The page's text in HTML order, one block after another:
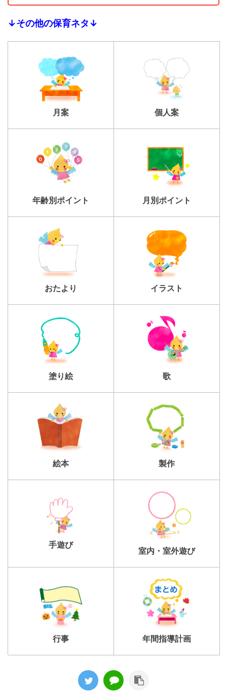
↓その他の保育ネタ↓
月案 個人案
年齢別ポイント 月別ポイント
おたより イラスト
塗り絵 歌
絵本 製作
手遊び
室内・室外遊び
行事 年間指導計画